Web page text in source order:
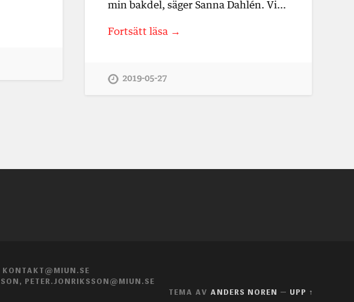
min bakdel, säger Sanna Dahlén. Vi…
Fortsätt läsa →
2019-05-27
PETER.JONRIKSSON@MIUN.SE
TEMA AV ANDERS NOREN — UPP ↑